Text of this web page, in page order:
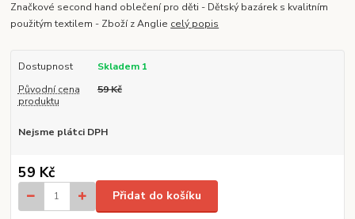
Značkové second hand oblečení pro děti - Dětský bazárek s kvalitním
použitým textilem - Zboží z Anglie celý popis
Dostupnost
Skladem 1
Původní cena
produktu
59 Kč
Nejsme plátci DPH
59 Kč
Přidat do košíku